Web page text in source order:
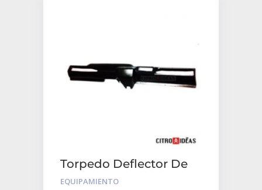
Torpedo Deflector De
Aire 3cv Reforzado
EQUIPAMIENTO